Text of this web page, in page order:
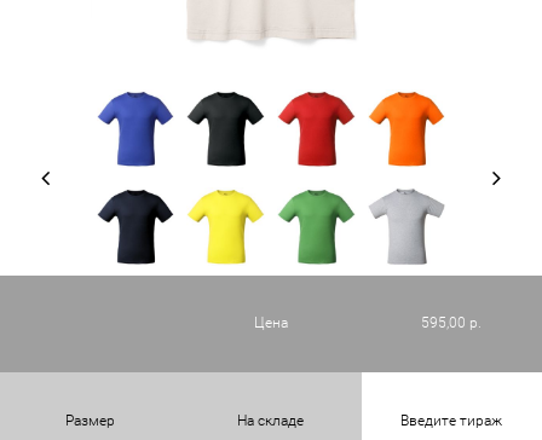
Цена 595,00 р.
Размер На складе Введите тираж